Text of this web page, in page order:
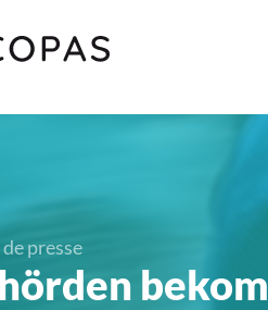
presse